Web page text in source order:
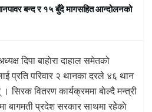
बन्द र १५ बुँदे मागसहित आन्दोलनको
दिपा बाहाेरा दाहाल समेतको
प्रति परिवार २ थानका दरले ४६ थान
सिरक वितरण कार्यक्रममा बाेल्दै मन्त्री
बागमती प्रदेश सरकार साथमा रहेेकाे